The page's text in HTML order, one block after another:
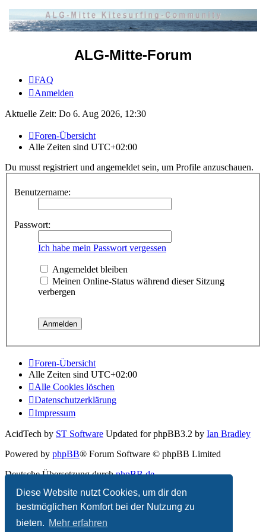
Diese Website nutzt Cookies, um dir den
bestmöglichen Komfort bei der Nutzung zu
bieten. Mehr erfahren
ALG-Mitte-Forum
FAQ
Anmelden
Aktuelle Zeit: Do 6. Aug 2026, 12:30
Foren-Übersicht
Alle Zeiten sind UTC+02:00
Du musst registriert und angemeldet sein, um Profile anzuschauen.
Benutzername:
Passwort:
Ich habe mein Passwort vergessen
Angemeldet bleiben
Meinen Online-Status während dieser Sitzung
verbergen
Foren-Übersicht
Alle Zeiten sind UTC+02:00
Alle Cookies löschen
Datenschutzerklärung
Impressum
AcidTech by ST Software Updated for phpBB3.2 by Ian Bradley
Powered by phpBB® Forum Software © phpBB Limited
Deutsche Übersetzung durchphpBB.de
Datenschutz |Nutzungsbedingungen